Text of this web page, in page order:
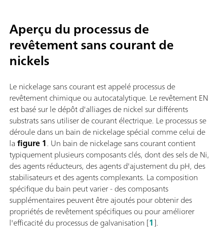
Aperçu du processus de
revêtement sans courant de
nickels
Le nickelage sans courant est appelé processus de
revêtement chimique ou autocatalytique. Le revêtement EN
est basé sur le dépôt d'alliages de nickel sur différents
substrats sans utiliser de courant électrique. Le processus se
déroule dans un bain de nickelage spécial comme celui de
lafigure 1. Un bain de nickelage sans courant contient
typiquement plusieurs composants clés, dont des sels de Ni,
des agents réducteurs, des agents d'ajustement du pH, des
stabilisateurs et des agents complexants. La composition
spécifique du bain peut varier - des composants
supplémentaires peuvent être ajoutés pour obtenir des
propriétés de revêtement spécifiques ou pour améliorer
l'efficacité du processus de galvanisation [1].